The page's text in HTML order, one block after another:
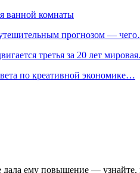
ванной комнаты
прогнозом —
третья за 20 лет
по креативной экономике…
дала ему повышение —